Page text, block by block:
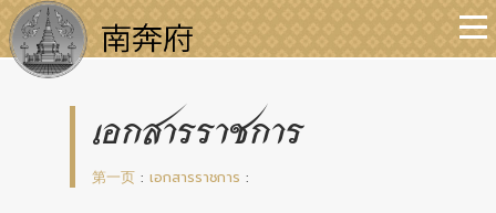
เอกสารราชการ
第一页 : เอกสารราชการ :